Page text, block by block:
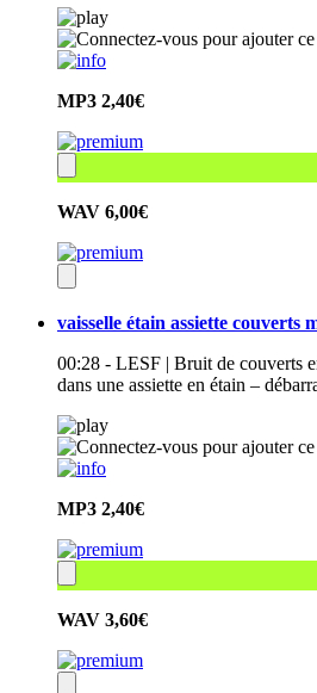
MP3 2,40€
WAV 6,00€
vaisselle étain assiette couverts
00:28 - LESF | Bruit de couverts
dans une assiette en étain –
MP3 2,40€
WAV 3,60€